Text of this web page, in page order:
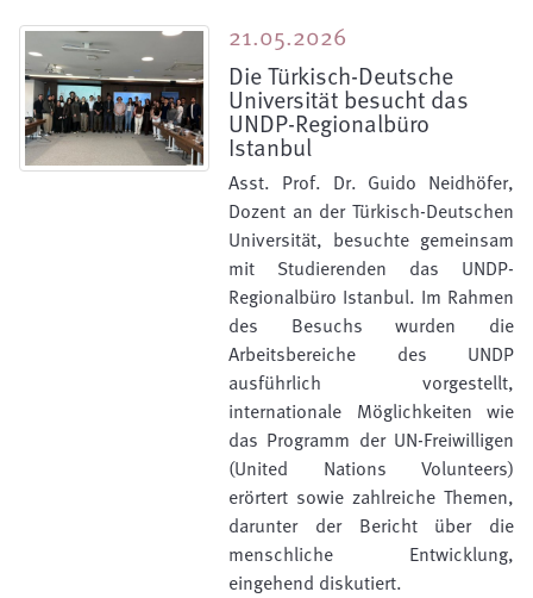
21.05.2026
Die Türkisch-Deutsche
Universität besucht das
UNDP-Regionalbüro
Istanbul
Asst. Prof. Dr. Guido Neidhöfer,
Dozent an der Türkisch-Deutschen
Universität, besuchte gemeinsam
mit Studierenden das UNDP-
Regionalbüro Istanbul. Im Rahmen
des Besuchs wurden die
Arbeitsbereiche des UNDP
ausführlich vorgestellt,
internationale Möglichkeiten wie
das Programm der UN-Freiwilligen
(United Nations Volunteers)
erörtert sowie zahlreiche Themen,
darunter der Bericht über die
menschliche Entwicklung,
eingehend diskutiert.